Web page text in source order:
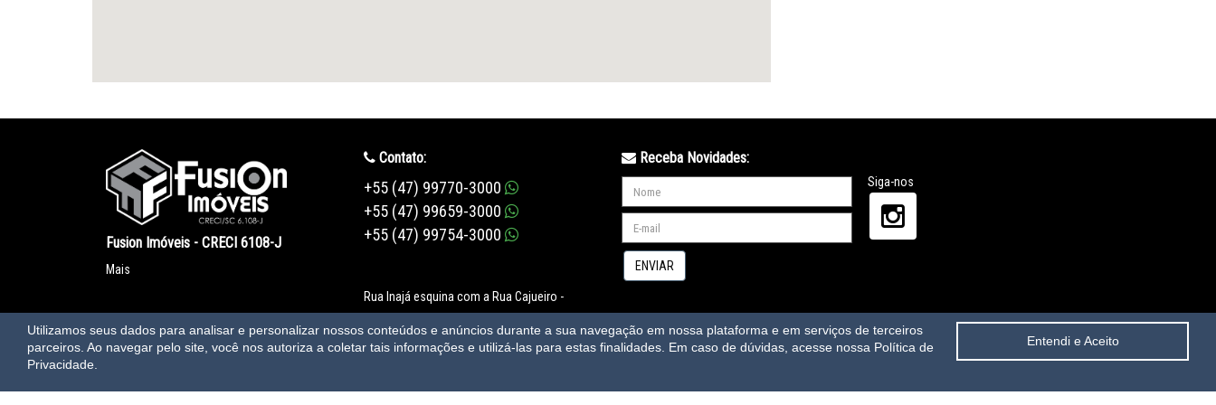
Utilizamos seus dados para analisar e personalizar nossos conteúdos e anúncios durante a sua navegação em nossa plataforma e em serviços de terceiros
parceiros. Ao navegar pelo site, você nos autoriza a coletar tais informações e utilizá-las para estas finalidades. Em caso de dúvidas, acesse nossa Política de
Privacidade.
Entendi e Aceito
Fusion Imóveis - CRECI 6108-J
Mais
Contato:
+55 (47) 99770-3000
+55 (47) 99659-3000
+55 (47) 99754-3000
Rua Inajá esquina com a Rua Cajueiro -
Receba Novidades:
ENVIAR
Siga-nos